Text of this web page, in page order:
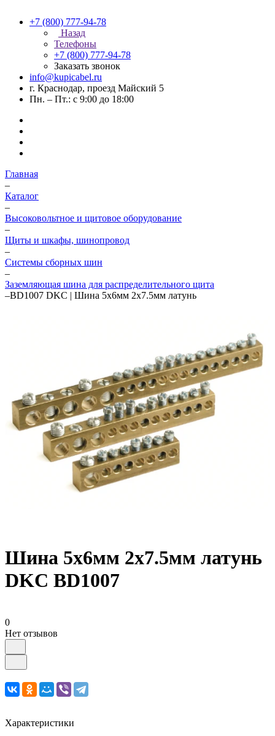
+7 (800) 777-94-78
Назад
Телефоны
+7 (800) 777-94-78
Заказать звонок
info@kupicabel.ru
г. Краснодар, проезд Майский 5
Пн. – Пт.: с 9:00 до 18:00
Главная
–
Каталог
–
Высоковольтное и щитовое оборудование
–
Щиты и шкафы, шинопровод
–
Системы сборных шин
–
Заземляющая шина для распределительного щита
–BD1007 DKC | Шина 5х6мм 2х7.5мм латунь
Шина 5х6мм 2х7.5мм латунь
DKC BD1007
0
Нет отзывов
Характеристики